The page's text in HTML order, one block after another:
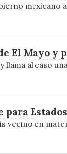
mexicano
El Mayo y
al caso
para
vecino en